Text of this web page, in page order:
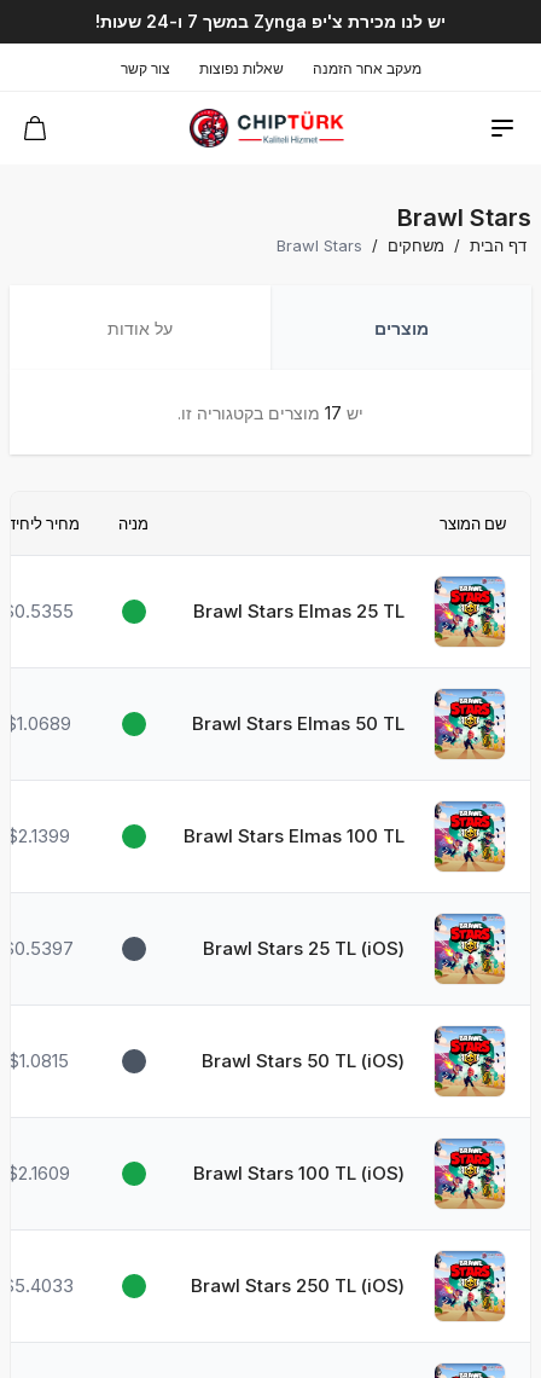
יש לנו מכירת צ'יפ Zynga במשך 7 ו-24 שעות!
מעקב אחר הזמנה שאלות נפוצות צור קשר
Brawl Stars
דף הבית / משחקים /
Brawl Stars
מוצרים על אודות
יש 17 מוצרים בקטגוריה זו.
שם המוצר מניה מחיר
Brawl Stars Elmas 25 TL
$0.5355
Brawl Stars Elmas 50 TL
$1.0689
Brawl Stars Elmas 100 TL
$2.1399
Brawl Stars 25 TL (iOS)
$0.5397
Brawl Stars 50 TL (iOS)
$1.0815
Brawl Stars 100 TL (iOS)
$2.1609
Brawl Stars 250 TL (iOS)
$5.4033